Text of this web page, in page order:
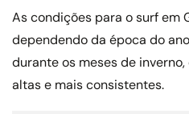
As condições para o surf em
dependendo da época do
durante os meses de
altas e mais consistentes.